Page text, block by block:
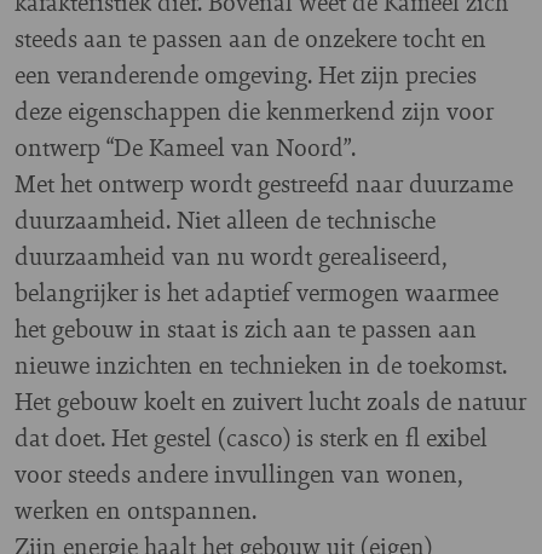
steeds aan te passen aan de onzekere tocht en
een veranderende omgeving. Het zijn precies
deze eigenschappen die kenmerkend zijn voor
ontwerp “De Kameel van Noord”.
Met het ontwerp wordt gestreefd naar duurzame
duurzaamheid. Niet alleen de technische
duurzaamheid van nu wordt gerealiseerd,
belangrijker is het adaptief vermogen waarmee
het gebouw in staat is zich aan te passen aan
nieuwe inzichten en technieken in de toekomst.
Het gebouw koelt en zuivert lucht zoals de natuur
dat doet. Het gestel (casco) is sterk en fl exibel
voor steeds andere invullingen van wonen,
werken en ontspannen.
Zijn energie haalt het gebouw uit (eigen)